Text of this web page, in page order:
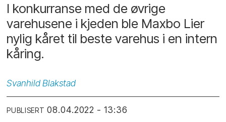
I konkurranse med de øvrige
varehusene i kjeden ble Maxbo Lier
nylig kåret til beste varehus i en intern
kåring.
Svanhild Blakstad
PUBLISERT 08.04.2022 - 13:36